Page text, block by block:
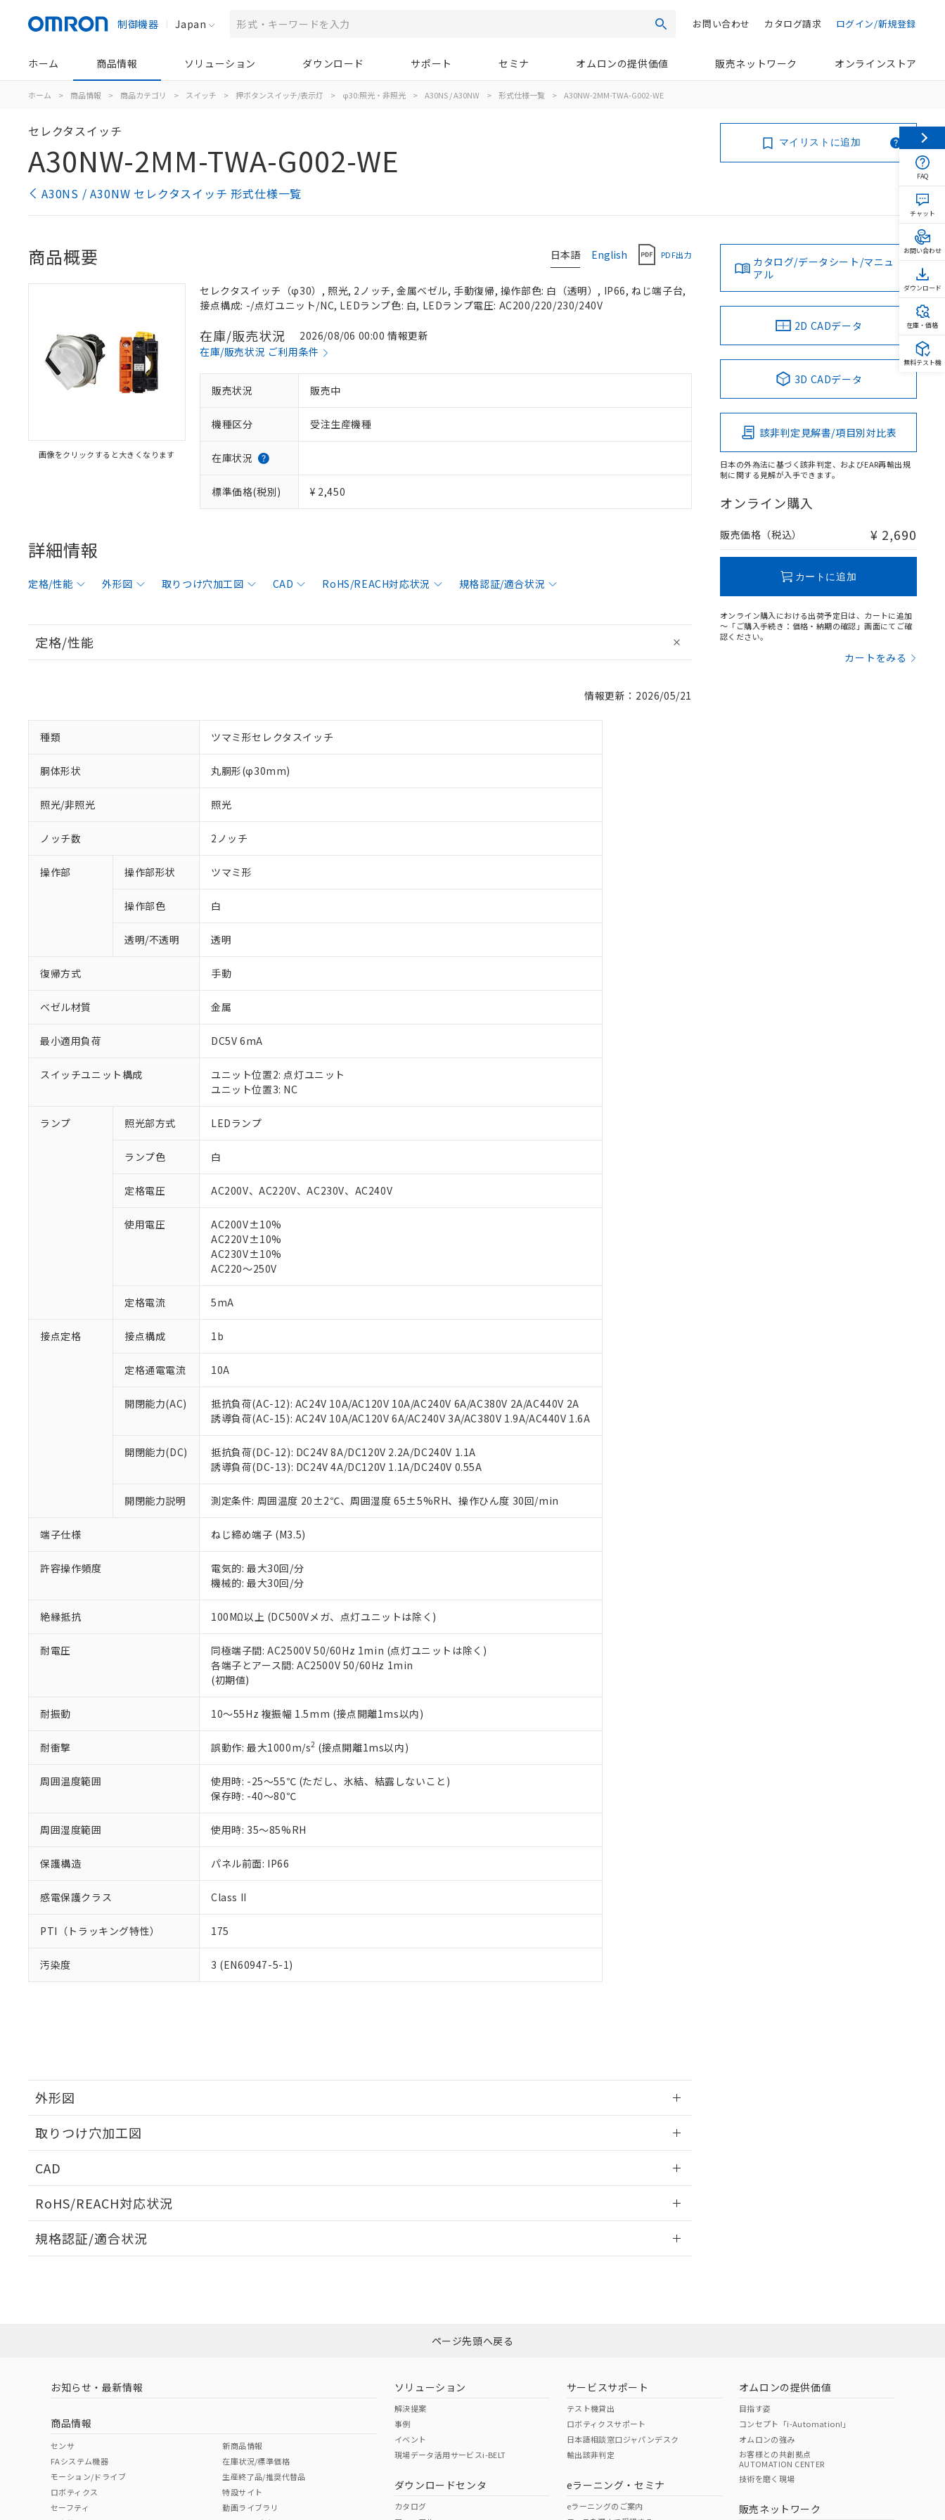
制御機器 Japan 検索 ログイン/新規登録
カタログ請求
お問い合わせ
ホーム 商品情報 ソリューション ダウンロード サポート セミナ オムロンの提供価値 販売ネットワーク オンラインストア
ホーム > 商品情報 > 商品カテゴリ > スイッチ > 押ボタンスイッチ/表示灯 > φ30:照光・非照光 > A30NS / A30NW > 形式仕様一覧 > A30NW-2MM-TWA-G002-WE
セレクタスイッチ
A30NW-2MM-TWA-G002-WE
A30NS / A30NW セレクタスイッチ 形式仕様一覧
マイリストに追加
日本語 English PDF出力
商品概要
画像をクリックすると大きくなります
セレクタスイッチ（φ30）, 照光, 2ノッチ, 金属ベゼル, 手動復帰, 操作部色: 白（透明）, IP66, ねじ端子台,
接点構成: -/点灯ユニット/NC, LEDランプ色: 白, LEDランプ電圧: AC200/220/230/240V
在庫/販売状況
2026/08/06 00:00 情報更新
在庫/販売状況 ご利用条件
販売状況 販売中
機種区分 受注生産機種
在庫状況
標準価格(税別) ¥ 2,450
詳細情報
定格/性能 外形図 取りつけ穴加工図 CAD RoHS/REACH対応状況 規格認証/適合状況
定格/性能
情報更新：2026/05/21
種類 ツマミ形セレクタスイッチ
胴体形状 丸胴形(φ30mm)
照光/非照光 照光
ノッチ数 2ノッチ
操作部 操作部形状 ツマミ形
操作部色 白
透明/不透明 透明
復帰方式 手動
ベゼル材質 金属
最小適用負荷 DC5V 6mA
スイッチユニット構成
ユニット位置2: 点灯ユニット
ユニット位置3: NC
ランプ 照光部方式 LEDランプ
ランプ色 白
定格電圧 AC200V、AC220V、AC230V、AC240V
使用電圧
AC200V±10%
AC220V±10%
AC230V±10%
AC220～250V
定格電流 5mA
接点定格 接点構成 1b
定格通電電流 10A
開閉能力(AC)
抵抗負荷(AC-12): AC24V 10A/AC120V 10A/AC240V 6A/AC380V 2A/AC440V 2A
誘導負荷(AC-15): AC24V 10A/AC120V 6A/AC240V 3A/AC380V 1.9A/AC440V 1.6A
開閉能力(DC)
抵抗負荷(DC-12): DC24V 8A/DC120V 2.2A/DC240V 1.1A
誘導負荷(DC-13): DC24V 4A/DC120V 1.1A/DC240V 0.55A
開閉能力説明 測定条件: 周囲温度 20±2℃、周囲湿度 65±5%RH、操作ひん度 30回/min
端子仕様 ねじ締め端子 (M3.5)
許容操作頻度
電気的: 最大30回/分
機械的: 最大30回/分
絶縁抵抗 100MΩ以上 (DC500Vメガ、点灯ユニットは除く)
耐電圧
同極端子間: AC2500V 50/60Hz 1min (点灯ユニットは除く)
各端子とアース間: AC2500V 50/60Hz 1min
(初期値)
耐振動 10～55Hz 複振幅 1.5mm (接点開離1ms以内)
耐衝撃 誤動作: 最大1000m/s2 (接点開離1ms以内)
周囲温度範囲
使用時: -25～55℃ (ただし、氷結、結露しないこと)
保存時: -40～80℃
周囲湿度範囲 使用時: 35～85%RH
保護構造 パネル前面: IP66
感電保護クラス Class II
PTI（トラッキング特性） 175
汚染度 3 (EN60947-5-1)
外形図
取りつけ穴加工図
CAD
RoHS/REACH対応状況
EU RoHS 注意事項・凡例
ダウンロードはこちら
中国 RoHS 注意事項・凡例
中国 RoHS表
Pb Hg Cr(VI)
規格認証/適合状況
カタログ/データシート/マニュ
アル
2D CADデータ
3D CADデータ
該非判定見解書/項目別対比表
日本の外為法に基づく該非判定、およびEAR再輸出規
制に関する見解が入手できます。
オンライン購入
販売価格（税込） ¥ 2,690
カートに追加
オンライン購入における出荷予定日は、カートに追加
～「ご購入手続き：価格・納期の確認」画面にてご確
認ください。
カートをみる
ご利用条件
以下の条件をお読みいただき、同意のうえご利用ください。
正式な納期状況および標準価格はお客様のお取引先、またはお客様担当のオムロン制御機器販売店・
当社販売員にご相談ください。
オムロン制御機器販売店や当社販売拠点は「販売ネットワーク
」をご確認ください。
在庫状況および標準価格結果を当社の事前の承諾なく第三者に漏洩または開示しないようお願いしま
す。
マイパーツ機能（部品リスト作成サービス）をご利用いただくには、I-Webメンバーズにご登録され
ている必要があります。
が、当社の製品・サービスに関するお客様との取引・商談に必要な範囲で利用することをご了承くだ
さい。
※当社の共同利用者とは、
いる法人を指します。
対応予定：EU RoHS指令（10物質）の非含有に対応した製品に切り替える予定のある商品です。
対応予定なし：EU RoHS指令（10物質）の非含有に非対応の商品で、対応品を出す予定はありません。
調査・確認中：EU RoHS指令（10物質）の非含有の対応状況を調査中または確認中の商品です。
非該当品：ライセンス料など無形物で、有害物質有無と関係のない商品です。
仕入先様の事情により、非含有部品としていたものが、含有品と判明した場合などやむを得ず変更すること
があります。
*EU RoHS指令（10物質）：
六価クロム(Cr(Ⅵ)) 1000ppm以下、ポリ臭化ビフェニル類(PBB) 1000ppm以下、ポリ臭化ジフェニルエーテル類(PBDE) 1000ppm以下、
但し、RoHS指令で産業用監視および制御機器に対する適用除外項目は除く。
フタル酸エステル類の４物質については閾値を超える意図的な使用がないことを確認しています。
※2 対応予定月
部品在庫の切り替え状況などにより、予定月が前後することがあります。
※3 非含有証明書ダウンロード
EU RoHS指令（10物質）の非含有証明書
51物質の非含有証明書（当社基準）
※本証明書は発行日時点で非含有を証明するもので、過去に遡って非含有を証明するものではありません。
また、RoHS指令のフタル酸エステル類４物質の対応では、対応完了までの期間は出荷製品に未対応品が
混在することから備考欄に対応日を記載しておりました。
既に当社にて対応品への在庫切替を完了していることから、特段のことがない限り、2022年1月12日よ
※1 中国RoHS○×表
「×」：最大均質材料含有率が中国RoHSの基準値を超えていることを示します。
「－」：未確認です。当社販売部門へお問い合わせください。
Pb(鉛) :1000ppm、 Hg(水銀) : 1000ppm、 Cd(カドミウム) : 100ppm、
DBP(フタル酸ジブチル) : 1000ppm、 DIBP(フタル酸ジイソブチル) : 1000ppm、 BBP(フタル酸ブチルベンジル) : 1000ppm、
※2 環境保護使用期限
「ｅ」：有害物質（10物質）のすべてが基準値以下であることを示します。
「10」：通常の使用状況下において有害物質が外部に漏えいし、環境に深刻な影響を及ぼさない年数を意
味します。
「－」：未確認です。当社販売部門へお問い合わせください。
う）を輸出または国外への提供する場合は、日本国政府の輸出許可(または役務取引許可)を取得する
置等に一切使用いたしません。
当社は、貴社製品を第三者に販売する場合は、上記1、2および3の内容を当該第三者に通知します。
また当社は、販売先および販売に係わる関係者が違法に輸出するおそれがある場合は、取り引きをい
たしません。
記
説明
△ 一定数には満たないが在庫あり
－
在庫なし(最新の在庫状況については、お客様のお取引先、またはお客様担当のオムロン制御
機器販売店・当社販売員にご確認ください)
空
白
受注生産機種、また在庫状況の情報を公開していない機種
ページ先頭へ戻る
お知らせ・最新情報
商品情報
センサ
FAシステム機器
モーション/ドライブ
ロボティクス
セーフティ
新商品情報
在庫状況/標準価格
生産終了品/推奨代替品
特設サイト
動画ライブラリ
ソリューション
解決提案
事例
イベント
現場データ活用サービスi-BELT
ダウンロードセンタ
カタログ
サービスサポート
テスト機貸出
ロボティクスサポート
日本語相談窓口ジャパンデスク
輸出該非判定
eラーニング・セミナ
eラーニングのご案内
オムロンの提供価値
目指す姿
コンセプト「i-Automation!」
オムロンの強み
お客様との共創拠点
AUTOMATION CENTER
技術を磨く現場
販売ネットワーク
FAQ
チャット
お問い合わせ
ダウンロード
在庫・価格
無料テスト機